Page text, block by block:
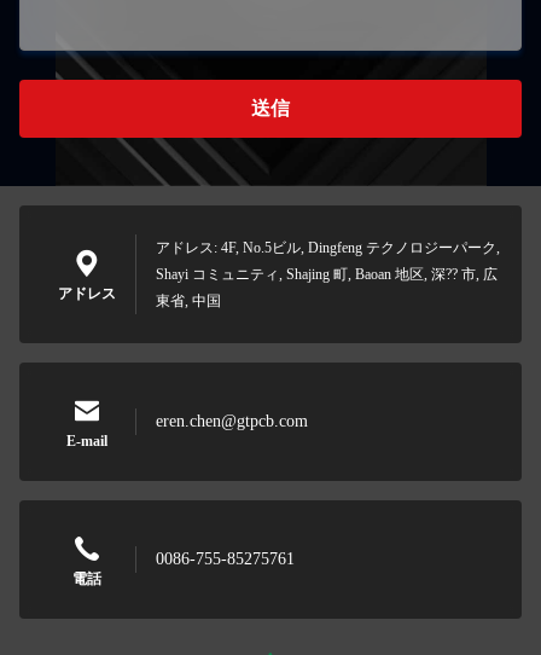
送信
アドレス
アドレス: 4F, No.5ビル, Dingfeng テクノロジーパーク,
Shayi コミュニティ, Shajing 町, Baoan 地区, 深?? 市, 広
東省, 中国
E-mail
eren.chen@gtpcb.com
電話
0086-755-85275761